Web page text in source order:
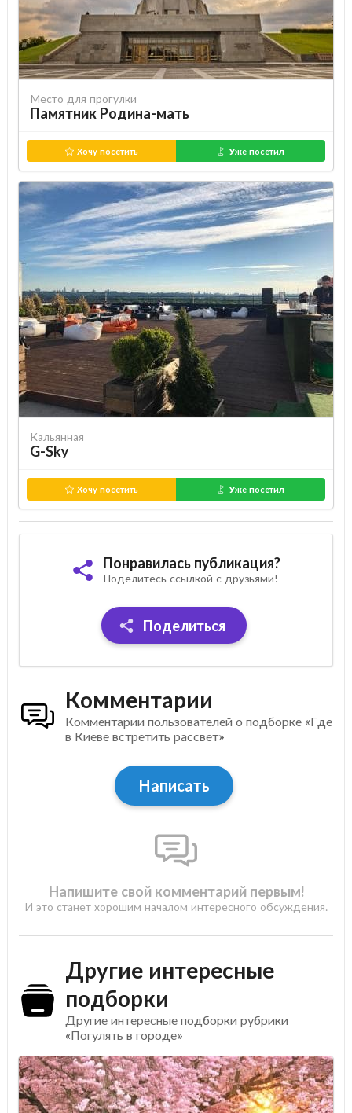
Место для прогулки
Памятник Родина-мать
Хочу посетить Уже посетил
Кальянная
G-Sky
Хочу посетить Уже посетил
Понравилась публикация?
Поделитесь ссылкой с друзьями!
Поделиться
Комментарии
Комментарии пользователей о подборке «Где
в Киеве встретить рассвет»
Написать
Напишите свой комментарий первым!
И это станет хорошим началом интересного обсуждения.
Другие интересные
подборки
Другие интересные подборки рубрики
«Погулять в городе»